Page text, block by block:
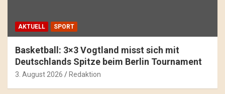
AKTUELL SPORT
Basketball: 3×3 Vogtland misst sich mit
Deutschlands Spitze beim Berlin Tournament
3. August 2026 Redaktion